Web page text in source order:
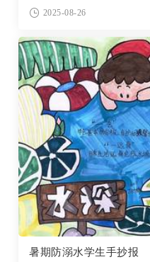
2025-08-26
暑期防溺水学生手抄报